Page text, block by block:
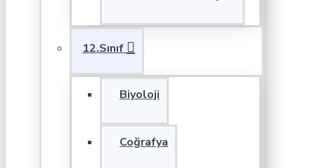
12.Sınıf
Biyoloji
Coğrafya